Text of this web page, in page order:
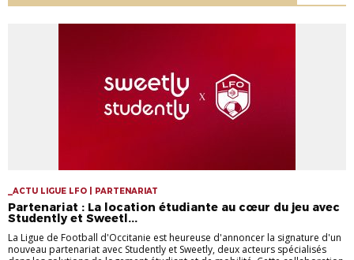
_ACTU LIGUE LFO | PARTENARIAT
Partenariat : La location étudiante au cœur du jeu avec
Studently et Sweetl...
La Ligue de Football d'Occitanie est heureuse d'annoncer la signature d'un
nouveau partenariat avec Studently et Sweetly, deux acteurs spécialisés